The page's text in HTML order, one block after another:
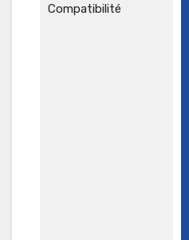
Compatibilité